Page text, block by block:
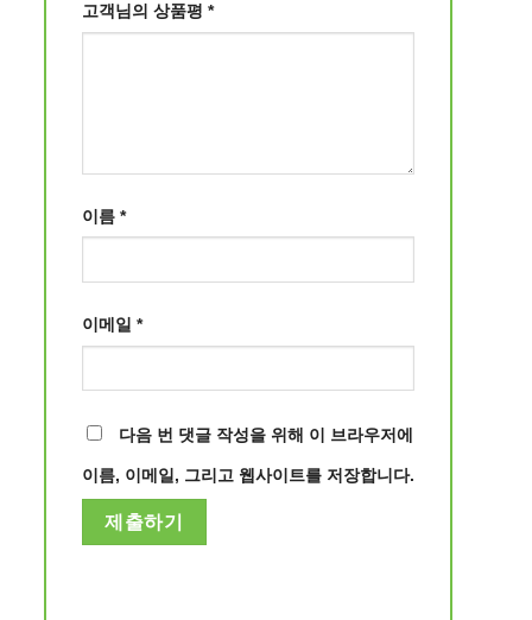
고객님의 상품평 *
이름 *
이메일 *
다음 번 댓글 작성을 위해 이 브라우저에
이름, 이메일, 그리고 웹사이트를 저장합니다.